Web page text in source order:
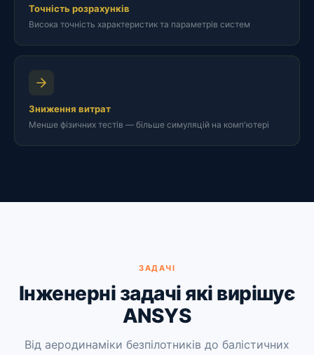
Точність розрахунків
Висока точність характеристик та параметрів систем
Зниження витрат
Менше фізичних тестів — більше симуляцій на комп'ютері
ЗАДАЧІ
Інженерні задачі які вирішує
ANSYS
Від аеродинаміки безпілотників до балістичних